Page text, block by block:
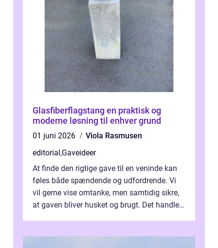
Glasfiberflagstang en praktisk og
moderne løsning til enhver grund
01 juni 2026
Viola Rasmusen
editorial,Gaveideer
At finde den rigtige gave til en veninde kan
føles både spændende og udfordrende. Vi
vil gerne vise omtanke, men samtidig sikre,
at gaven bliver husket og brugt. Det handler